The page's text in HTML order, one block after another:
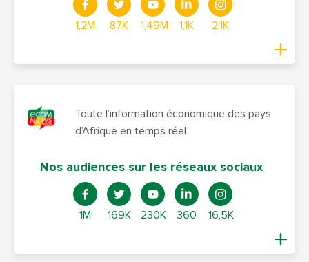
1,2M 87K 1,49M 1,1K 2,1K
Toute l’information économique des pays
d’Afrique en temps réel
Nos audiences sur les réseaux sociaux
1M 169K 230K 360 16,5K